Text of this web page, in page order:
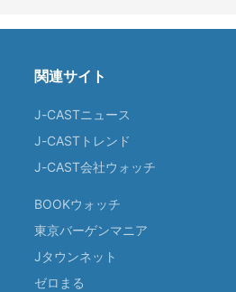
関連サイト
J-CASTニュース
J-CASTトレンド
J-CAST会社ウォッチ
BOOKウォッチ
東京バーゲンマニア
Jタウンネット
ゼロまる